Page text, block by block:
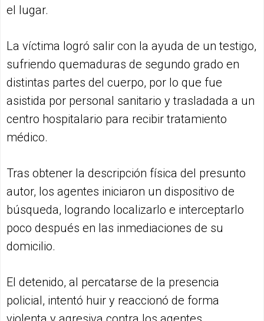
el lugar.
La víctima logró salir con la ayuda de un testigo,
sufriendo quemaduras de segundo grado en
distintas partes del cuerpo, por lo que fue
asistida por personal sanitario y trasladada a un
centro hospitalario para recibir tratamiento
médico.
Tras obtener la descripción física del presunto
autor, los agentes iniciaron un dispositivo de
búsqueda, logrando localizarlo e interceptarlo
poco después en las inmediaciones de su
domicilio.
El detenido, al percatarse de la presencia
policial, intentó huir y reaccionó de forma